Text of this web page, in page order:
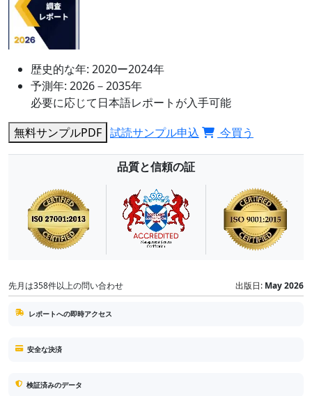
歴史的な年: 2020ー2024年
予測年: 2026－2035年
必要に応じて日本語レポートが入手可能
無料サンプルPDF 試読サンプル申込 今買う
品質と信頼の証
先月は358件以上の問い合わせ 出版日: May 2026
レポートへの即時アクセス
安全な決済
検証済みのデータ